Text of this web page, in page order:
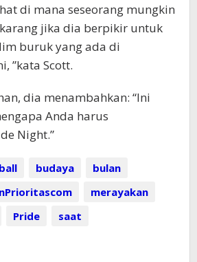
di mana seseorang mungkin
jika dia berpikir untuk
buruk yang ada di
”kata Scott.
dia menambahkan: “Ini
Anda harus
Night.”
budaya
bulan
merayakan
Pride saat